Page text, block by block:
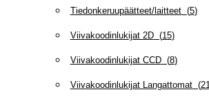
Tiedonkeruupäätteet/laitteet(5)
Viivakoodinlukijat 2D(15)
Viivakoodinlukijat CCD(8)
Viivakoodinlukijat Langattomat(21